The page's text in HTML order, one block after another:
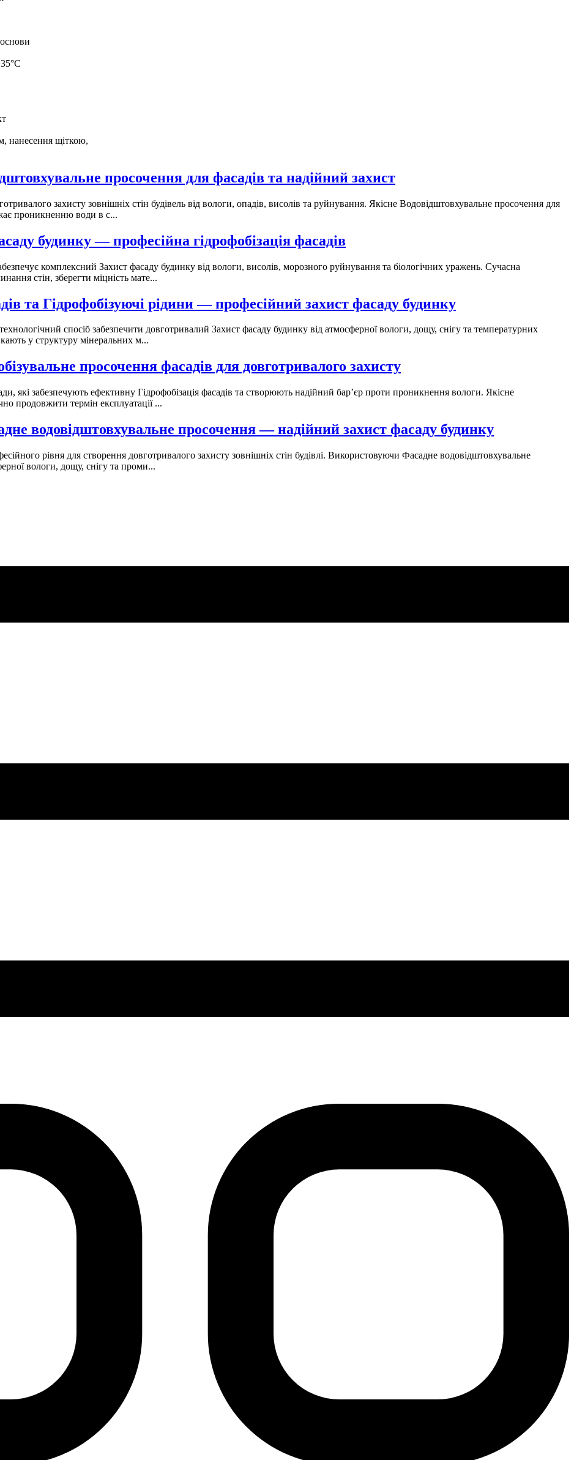
нанесення щіткою,
просочення для фасадів та надійний захист
захисту зовнішніх стін будівель від вологи, опадів, висолів та руйнування. Якісне Водовідштовхувальне просочення для
проникненню води в с...
будинку — професійна гідрофобізація фасадів
комплексний Захист фасаду будинку від вологи, висолів, морозного руйнування та біологічних уражень. Сучасна
стін, зберегти міцність мате...
та Гідрофобізуючі рідини — професійний захист фасаду будинку
спосіб забезпечити довготривалий Захист фасаду будинку від атмосферної вологи, дощу, снігу та температурних
у структуру мінеральних м...
просочення фасадів для довготривалого захисту
які забезпечують ефективну Гідрофобізація фасадів та створюють надійний бар’єр проти проникнення вологи. Якісне
продовжити термін експлуатації ...
водовідштовхувальне просочення — надійний захист фасаду будинку
рівня для створення довготривалого захисту зовнішніх стін будівлі. Використовуючи Фасадне водовідштовхувальне
вологи, дощу, снігу та проми...